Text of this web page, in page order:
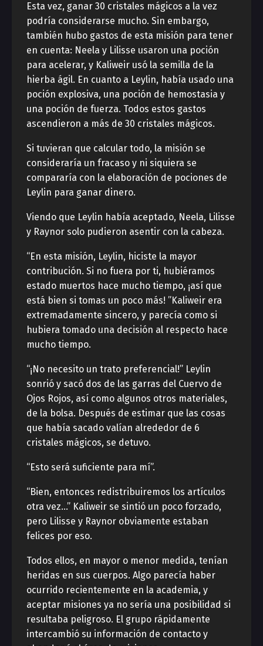
Esta vez, ganar 30 cristales mágicos a la vez
podría considerarse mucho. Sin embargo,
también hubo gastos de esta misión para tener
en cuenta: Neela y Lilisse usaron una poción
para acelerar, y Kaliweir usó la semilla de la
hierba ágil. En cuanto a Leylin, había usado una
poción explosiva, una poción de hemostasia y
una poción de fuerza. Todos estos gastos
ascendieron a más de 30 cristales mágicos.
Si tuvieran que calcular todo, la misión se
consideraría un fracaso y ni siquiera se
compararía con la elaboración de pociones de
Leylin para ganar dinero.
Viendo que Leylin había aceptado, Neela, Lilisse
y Raynor solo pudieron asentir con la cabeza.
“En esta misión, Leylin, hiciste la mayor
contribución. Si no fuera por ti, hubiéramos
estado muertos hace mucho tiempo, ¡así que
está bien si tomas un poco más! ”Kaliweir era
extremadamente sincero, y parecía como si
hubiera tomado una decisión al respecto hace
mucho tiempo.
“¡No necesito un trato preferencial!” Leylin
sonrió y sacó dos de las garras del Cuervo de
Ojos Rojos, así como algunos otros materiales,
de la bolsa. Después de estimar que las cosas
que había sacado valían alrededor de 6
cristales mágicos, se detuvo.
“Esto será suficiente para mí”.
“Bien, entonces redistribuiremos los artículos
otra vez…” Kaliweir se sintió un poco forzado,
pero Lilisse y Raynor obviamente estaban
felices por eso.
Todos ellos, en mayor o menor medida, tenían
heridas en sus cuerpos. Algo parecía haber
ocurrido recientemente en la academia, y
aceptar misiones ya no sería una posibilidad si
resultaba peligroso. El grupo rápidamente
intercambió su información de contacto y